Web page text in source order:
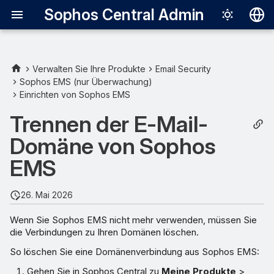
Sophos Central Admin
日本語
中文（繁體）
Verwalten Sie Ihre Produkte
Email Security
Sophos EMS (nur Überwachung)
Einrichten von Sophos EMS
Trennen der E-Mail-
Domäne von Sophos
EMS
26. Mai 2026
Wenn Sie Sophos EMS nicht mehr verwenden, müssen Sie
die Verbindungen zu Ihren Domänen löschen.
So löschen Sie eine Domänenverbindung aus Sophos EMS:
Gehen Sie in Sophos Central zu Meine Produkte >